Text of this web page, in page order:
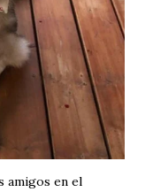
amigos en el